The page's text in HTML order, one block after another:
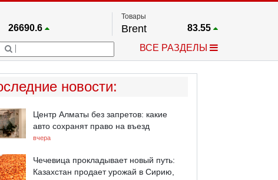
26690.6
67.17
54036.9
24595.2
Товары
Brent 83.55
Платина
2.662
ВСЕ РАЗДЕЛЫ
новости:
Центр Алматы без запретов: какие
авто сохранят право на въезд
вчера
Чечевица прокладывает новый путь:
Казахстан продает урожай в Сирию,